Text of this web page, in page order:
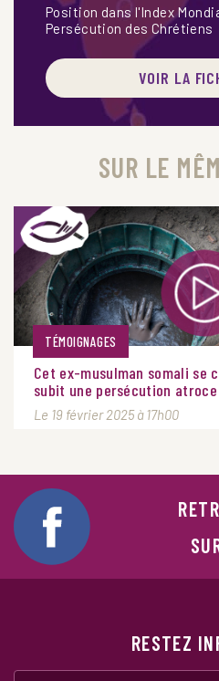
Position dans l'Index
Persécution des Chrétiens
VOIR LA
SUR LE
TÉMOIGNAGES
Cet ex-musulman somali se
subit une persécution atroce
Le 19 février 2025 à 17h00
RESTEZ